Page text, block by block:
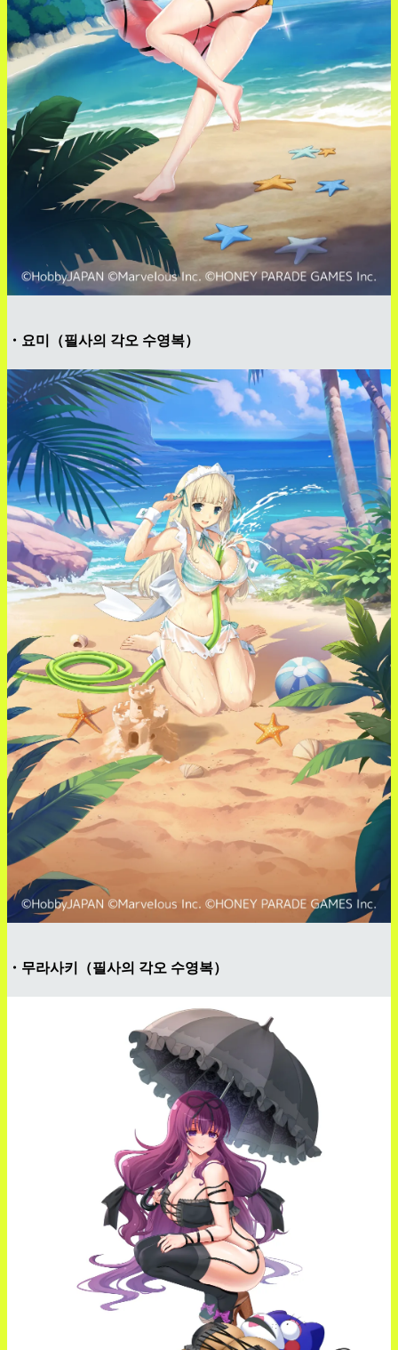
・요미（필사의 각오 수영복）
・무라사키（필사의 각오 수영복）